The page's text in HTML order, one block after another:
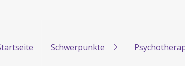
Schwerpunkte